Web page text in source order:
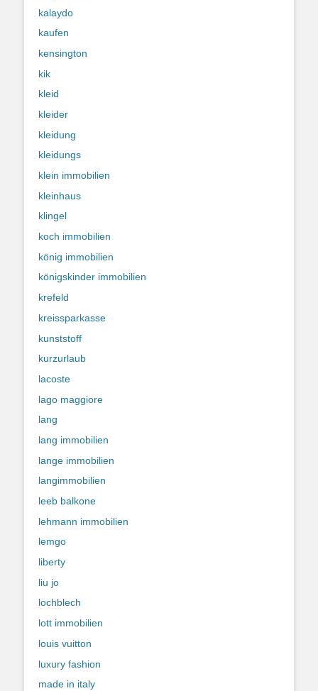
kalaydo
kaufen
kensington
kik
kleid
kleider
kleidung
kleidungs
klein immobilien
kleinhaus
klingel
koch immobilien
könig immobilien
königskinder immobilien
krefeld
kreissparkasse
kunststoff
kurzurlaub
lacoste
lago maggiore
lang
lang immobilien
lange immobilien
langimmobilien
leeb balkone
lehmann immobilien
lemgo
liberty
liu jo
lochblech
lott immobilien
louis vuitton
luxury fashion
made in italy